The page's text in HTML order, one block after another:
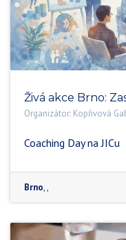
Živá akce Brno:
Organizátor: Kopřivová
Coaching Day na JICu
Brno, ,